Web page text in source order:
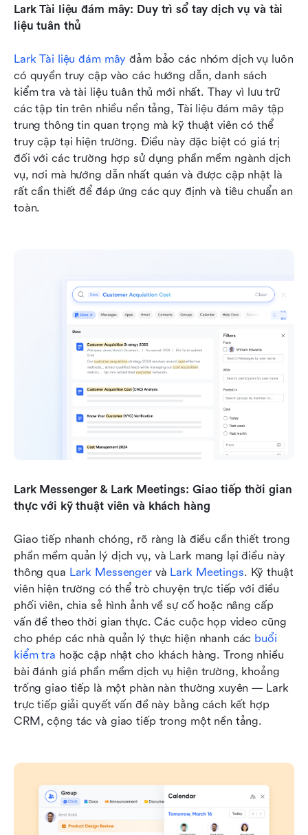
Lark Tài liệu đám mây: Duy trì sổ tay dịch vụ và tài
liệu tuân thủ
Lark Tài liệu đám mây đảm bảo các nhóm dịch vụ luôn
có quyền truy cập vào các hướng dẫn, danh sách
kiểm tra và tài liệu tuân thủ mới nhất. Thay vì lưu trữ
các tập tin trên nhiều nền tảng, Tài liệu đám mây tập
trung thông tin quan trọng mà kỹ thuật viên có thể
truy cập tại hiện trường. Điều này đặc biệt có giá trị
đối với các trường hợp sử dụng phần mềm ngành dịch
vụ, nơi mà hướng dẫn nhất quán và được cập nhật là
rất cần thiết để đáp ứng các quy định và tiêu chuẩn an
toàn.
Lark Messenger & Lark Meetings: Giao tiếp thời gian
thực với kỹ thuật viên và khách hàng
Giao tiếp nhanh chóng, rõ ràng là điều cần thiết trong
phần mềm quản lý dịch vụ, và Lark mang lại điều này
thông qua Lark Messenger và Lark Meetings. Kỹ thuật
viên hiện trường có thể trò chuyện trực tiếp với điều
phối viên, chia sẻ hình ảnh về sự cố hoặc nâng cấp
vấn đề theo thời gian thực. Các cuộc họp video cũng
cho phép các nhà quản lý thực hiện nhanh các buổi
kiểm tra hoặc cập nhật cho khách hàng. Trong nhiều
bài đánh giá phần mềm dịch vụ hiện trường, khoảng
trống giao tiếp là một phàn nàn thường xuyên — Lark
trực tiếp giải quyết vấn đề này bằng cách kết hợp
CRM, cộng tác và giao tiếp trong một nền tảng.